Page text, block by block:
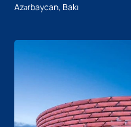
Azərbaycan, Bakı